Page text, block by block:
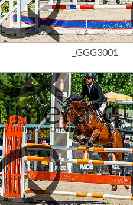
15,00 €
_GGG3001
15,00 €